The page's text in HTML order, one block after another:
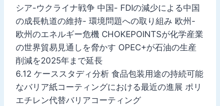
シア-ウクライナ戦争 中国- FDIの減少による中国
の成長軌道の維持- 環境問題への取り組み 欧州-
欧州のエネルギー危機 CHOKEPOINTSが化学産業
の世界貿易見通しを脅かす OPEC+が石油の生産
削減を2025年まで延長
6.12 ケーススタディ分析 食品包装用途の持続可能
なバリア紙コーティングにおける最近の進展 ポリ
エチレン代替バリアコーティング